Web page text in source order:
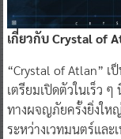
เกี่ยวกับ Crystal of
“Crystal of Atlan” เ
เตรียมเปิดตัวในเร็ว
ทางผจญภัยครั้งยิ่งให
ระหว่างเวทมนตร์แล